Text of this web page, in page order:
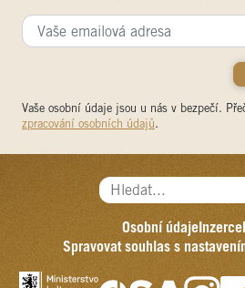
Vaše osobní údaje jsou u nás v bezpečí.
zpracování osobních údajů.
Hledat...
Osobní údajeInzerce
Spravovat souhlas s